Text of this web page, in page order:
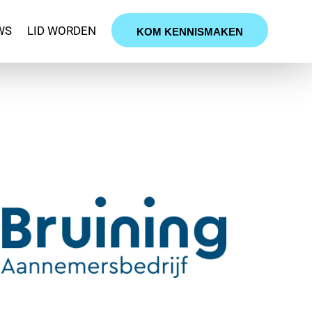
LID WORDEN KOM KENNISMAKEN